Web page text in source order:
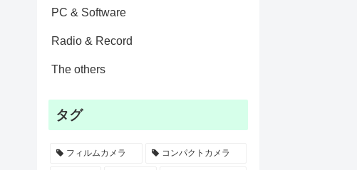
PC & Software
Radio & Record
The others
タグ
フィルムカメラ コンパクトカメラ